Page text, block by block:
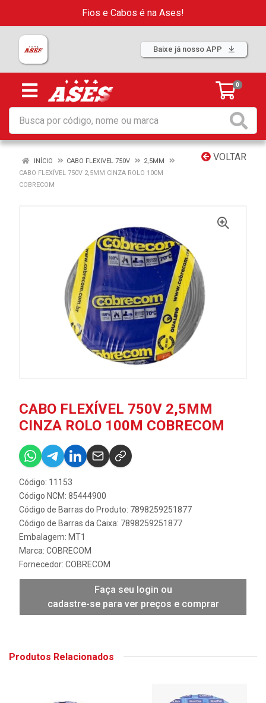
Fios e Cabos é na Ases!
Baixe já nosso APP
0
VOLTAR
INÍCIO CABO FLEXIVEL 750V
2,5MM
CABO FLEXÍVEL 750V 2,5MM CINZA ROLO 100M
COBRECOM
CABO FLEXÍVEL 750V 2,5MM
CINZA ROLO 100M COBRECOM
Código: 11153
Código NCM: 85444900
Código de Barras do Produto: 7898259251877
Código de Barras da Caixa: 7898259251877
Embalagem: MT1
Marca: COBRECOM
Fornecedor: COBRECOM
Faça seu login ou
cadastre-se para ver preços e comprar
Produtos Relacionados